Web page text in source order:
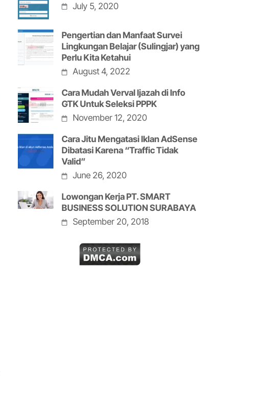
July 5, 2020
Pengertian dan Manfaat Survei
Lingkungan Belajar (Sulingjar) yang
Perlu Kita Ketahui
August 4, 2022
Cara Mudah Verval Ijazah di Info
GTK Untuk Seleksi PPPK
November 12, 2020
Cara Jitu Mengatasi Iklan AdSense
Dibatasi Karena “Traffic Tidak
Valid”
June 26, 2020
Lowongan Kerja PT. SMART
BUSINESS SOLUTION SURABAYA
September 20, 2018